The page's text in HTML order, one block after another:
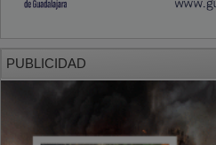
PUBLICIDAD